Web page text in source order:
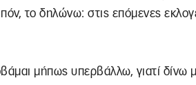
το δηλώνω: στις επόμενες
μήπως υπερβάλλω, γιατί δίνω